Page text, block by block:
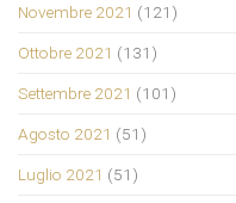
Novembre 2021 (121)
Ottobre 2021 (131)
Settembre 2021 (101)
Agosto 2021 (51)
Luglio 2021 (51)